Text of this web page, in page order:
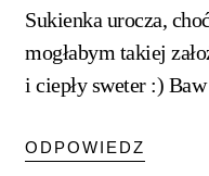
Sukienka urocza,
mogłabym takiej
i ciepły sweter :)
ODPOWIEDZ